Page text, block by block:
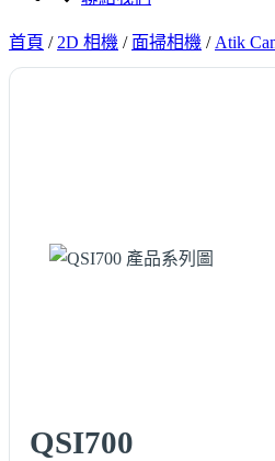
首頁 / 2D 相機 / 面掃相機 / Atik
QSI700